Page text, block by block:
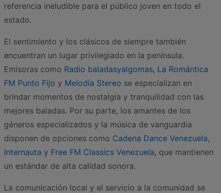
referencia ineludible para el público joven en todo el
estado.
El sentimiento y los clásicos de siempre también
encuentran un lugar privilegiado en la península.
Emisoras como Radio baladasyalgomas, La Romántica
FM Punto Fijo y Melodía Stereo se especializan en
brindar momentos de nostalgia y tranquilidad con las
mejores baladas. Por su parte, los amantes de los
géneros especializados y la música de vanguardia
disponen de opciones como Cadena Dance Venezuela,
Internauta y Free FM Classics Venezuela, que mantienen
un estándar de alta calidad sonora.
La comunicación local y el servicio a la comunidad se